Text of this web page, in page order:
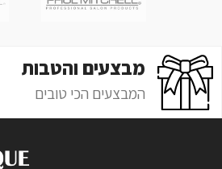
מבצעים והטבות
המבצעים הכי טובים